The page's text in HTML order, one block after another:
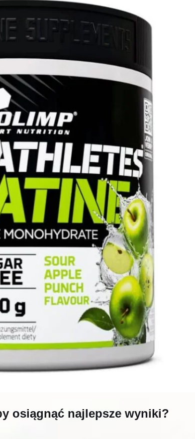
osiągnąć najlepsze wyniki?